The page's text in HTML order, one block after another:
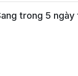
trong 5 ngày